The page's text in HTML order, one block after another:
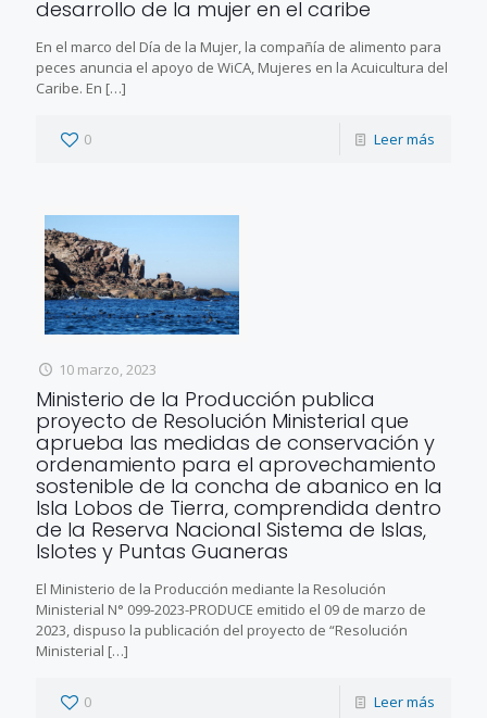
desarrollo de la mujer en el caribe
En el marco del Día de la Mujer, la compañía de alimento para
peces anuncia el apoyo de WiCA, Mujeres en la Acuicultura del
Caribe. En […]
0 Leer más
10 marzo, 2023
Ministerio de la Producción publica
proyecto de Resolución Ministerial que
aprueba las medidas de conservación y
ordenamiento para el aprovechamiento
sostenible de la concha de abanico en la
Isla Lobos de Tierra, comprendida dentro
de la Reserva Nacional Sistema de Islas,
Islotes y Puntas Guaneras
El Ministerio de la Producción mediante la Resolución
Ministerial N° 099-2023-PRODUCE emitido el 09 de marzo de
2023, dispuso la publicación del proyecto de “Resolución
Ministerial […]
0 Leer más